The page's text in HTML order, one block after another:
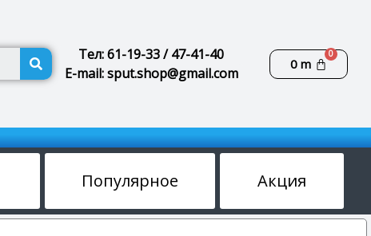
ПоискТел: 61-19-33 / 47-41-40
E-mail: sput.shop@gmail.com
0m
Популярное Акция